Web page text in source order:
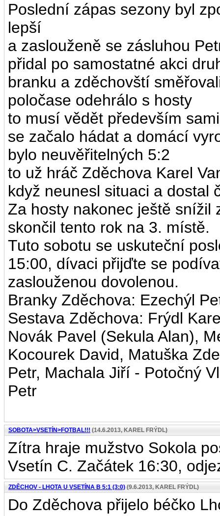
Poslední zápas sezony byl
lepší
a zaslouženě se zásluhou
přidal po samostatné akci
branku a zděchovští
poločase odehrálo s hosty
to musí vědět především
se začalo hádat a domácí
bylo neuvěřitelných 5:2
to už hráč Zděchova Karel
když neunesl situaci a dostal
Za hosty nakonec ještě snížil
skončil tento rok na 3. místě.
Tuto sobotu se uskuteční
15:00, dívaci přijďte se
zaslouženou dovolenou.
Branky Zděchova: Ezechýl
Sestava Zděchova: Frýdl
Novák Pavel (Sekula Alan),
Kocourek David, Matuška
Petr, Machala Jiří - Potočný
Petr
SOBOTA>VSETÍN>FOTBAL!!! (14.6.2013, KAREL FRÝDL)
Zítra hraje mužstvo Sokola
Vsetín C. Začátek 16:30,
ZDĚCHOV - LHOTA U VSETÍNA B 5:1 (3:0) (9.6.2013, KAREL FRÝDL)
Do Zděchova přijelo béčko